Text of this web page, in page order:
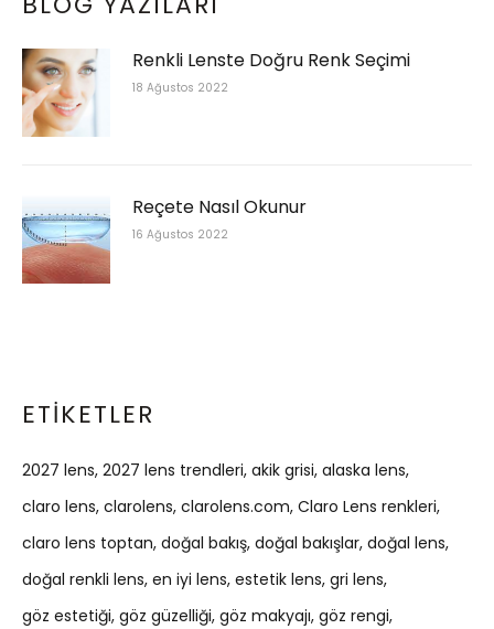
Renkli Lenste Doğru Renk Seçimi
18 Ağustos 2022
Reçete Nasıl Okunur
16 Ağustos 2022
ETIKETLER
2027 lens 2027 lens trendleri akik grisi alaska lens
claro lens clarolens clarolens.com Claro Lens renkleri
claro lens toptan doğal bakış doğal bakışlar doğal lens
doğal renkli lens en iyi lens estetik lens gri lens
göz estetiği göz güzelliği göz makyajı göz rengi